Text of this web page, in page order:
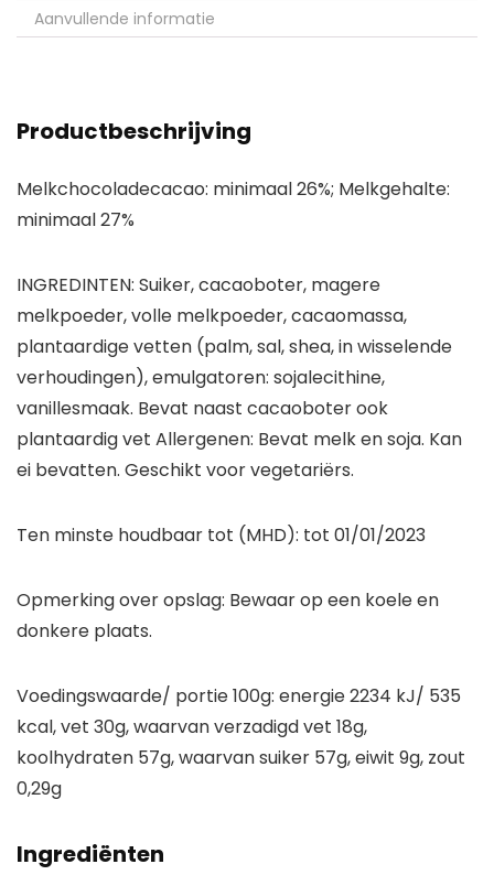
Aanvullende informatie
Productbeschrijving
Melkchocoladecacao: minimaal 26%; Melkgehalte:
minimaal 27%
INGREDINTEN: Suiker, cacaoboter, magere
melkpoeder, volle melkpoeder, cacaomassa,
plantaardige vetten (palm, sal, shea, in wisselende
verhoudingen), emulgatoren: sojalecithine,
vanillesmaak. Bevat naast cacaoboter ook
plantaardig vet Allergenen: Bevat melk en soja. Kan
ei bevatten. Geschikt voor vegetariërs.
Ten minste houdbaar tot (MHD): tot 01/01/2023
Opmerking over opslag: Bewaar op een koele en
donkere plaats.
Voedingswaarde/ portie 100g: energie 2234 kJ/ 535
kcal, vet 30g, waarvan verzadigd vet 18g,
koolhydraten 57g, waarvan suiker 57g, eiwit 9g, zout
0,29g
Ingrediënten